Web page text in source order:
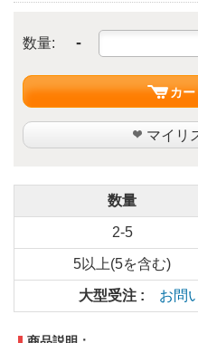
数量: -
カー
マイリ
数量
2-5
5以上(5を含む)
大型受注 : お問